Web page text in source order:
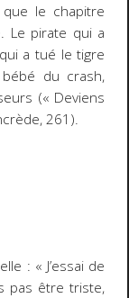
le chapitre
Le pirate qui a
a tué le tigre
du crash,
(« Deviens
261).
: « J’essai de
pas être triste,